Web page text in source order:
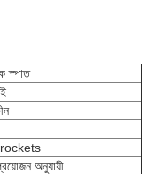
স্পাত
অনুযায়ী